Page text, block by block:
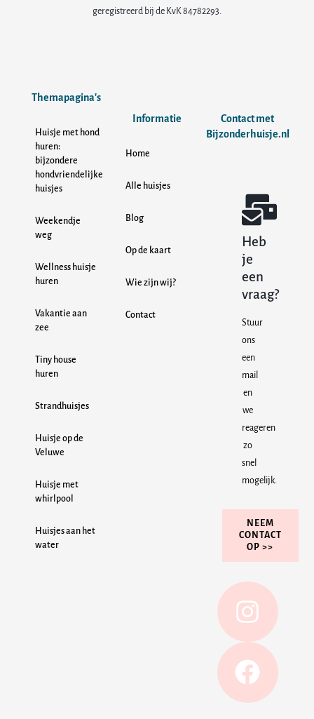
geregistreerd bij de KvK 84782293.
Themapagina's
Huisje met hond
huren:
bijzondere
hondvriendelijke
huisjes
Weekendje
weg
Wellness huisje
huren
Vakantie aan
zee
Tiny house
huren
Strandhuisjes
Huisje op de
Veluwe
Huisje met
whirlpool
Huisjes aan het
water
Informatie
Home
Alle huisjes
Blog
Op de kaart
Wie zijn wij?
Contact
Contact met
Bijzonderhuisje.nl
Heb
je
een
vraag?
Stuur
ons
een
mail
en
we
reageren
zo
snel
mogelijk.
NEEM
CONTACT
OP >>